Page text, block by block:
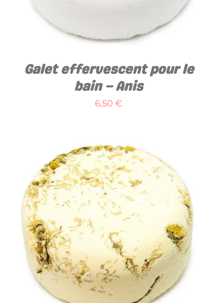
Galet effervescent pour le
bain – Anis
6,50 €
AJOUTER AU PANIER
DÉTAILS